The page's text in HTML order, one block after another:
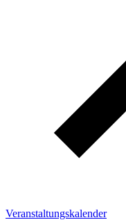
Veranstaltungskalender